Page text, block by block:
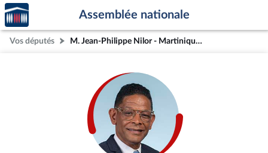
Aller au contenu
Aller en bas de la page
Accèder
à la
page
d'accueil
Assemblée nationale
Vos députés M. Jean-Philippe Nilor - Martinique (4e circonscription)